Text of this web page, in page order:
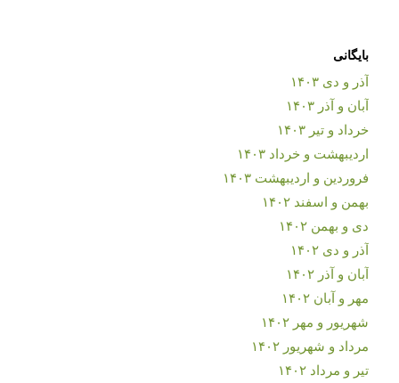
بایگانی
آذر و دی ۱۴۰۳
آبان و آذر ۱۴۰۳
خرداد و تیر ۱۴۰۳
اردیبهشت و خرداد ۱۴۰۳
فروردین و اردیبهشت ۱۴۰۳
بهمن و اسفند ۱۴۰۲
دی و بهمن ۱۴۰۲
آذر و دی ۱۴۰۲
آبان و آذر ۱۴۰۲
مهر و آبان ۱۴۰۲
شهریور و مهر ۱۴۰۲
مرداد و شهریور ۱۴۰۲
تیر و مرداد ۱۴۰۲